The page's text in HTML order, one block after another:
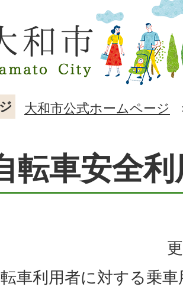
大和市公式ホームページ
転車安全
車利用者に対する乗